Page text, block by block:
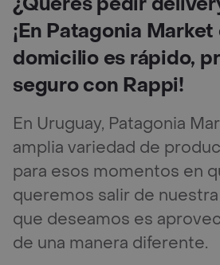
¡En Patagonia
domicilio es rápido,
seguro con Rappi!
En Uruguay, Patagonia
amplia variedad de
para esos momentos en
queremos salir de
que deseamos es
de una manera diferente.